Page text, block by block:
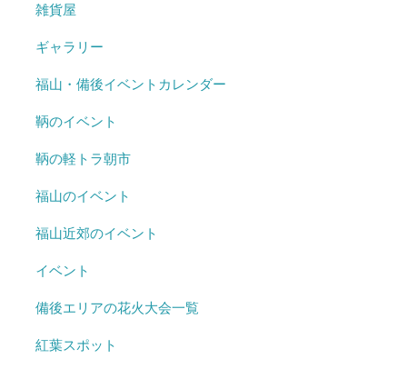
雑貨屋
ギャラリー
福山・備後イベントカレンダー
鞆のイベント
鞆の軽トラ朝市
福山のイベント
福山近郊のイベント
イベント
備後エリアの花火大会一覧
紅葉スポット